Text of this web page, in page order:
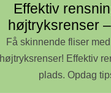
Effektiv
højtryksrenser
Få skinnende fliser
højtryksrenser! Effektiv
plads. Opdag